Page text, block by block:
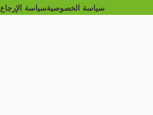
سياسة الخصوصيةسياسة الإرجاع